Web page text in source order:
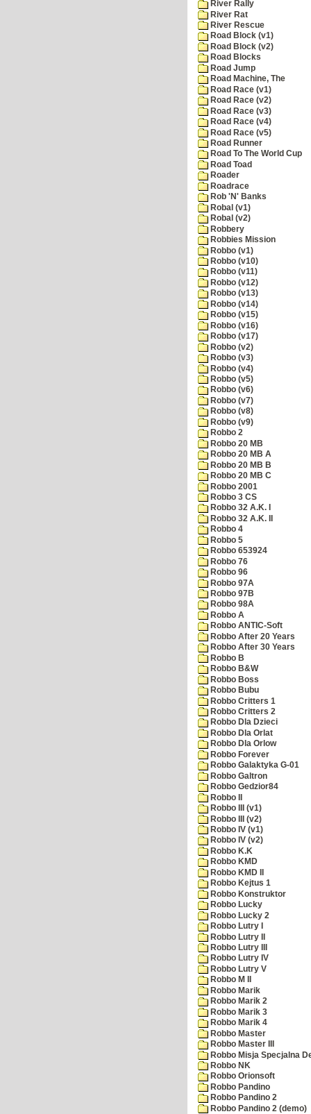
River Rally
River Rat
River Rescue
Road Block (v1)
Road Block (v2)
Road Blocks
Road Jump
Road Machine, The
Road Race (v1)
Road Race (v2)
Road Race (v3)
Road Race (v4)
Road Race (v5)
Road Runner
Road To The World Cup
Road Toad
Roader
Roadrace
Rob 'N' Banks
Robal (v1)
Robal (v2)
Robbery
Robbies Mission
Robbo (v1)
Robbo (v10)
Robbo (v11)
Robbo (v12)
Robbo (v13)
Robbo (v14)
Robbo (v15)
Robbo (v16)
Robbo (v17)
Robbo (v2)
Robbo (v3)
Robbo (v4)
Robbo (v5)
Robbo (v6)
Robbo (v7)
Robbo (v8)
Robbo (v9)
Robbo 2
Robbo 20 MB
Robbo 20 MB A
Robbo 20 MB B
Robbo 20 MB C
Robbo 2001
Robbo 3 CS
Robbo 32 A.K. I
Robbo 32 A.K. II
Robbo 4
Robbo 5
Robbo 653924
Robbo 76
Robbo 96
Robbo 97A
Robbo 97B
Robbo 98A
Robbo A
Robbo ANTIC-Soft
Robbo After 20 Years
Robbo After 30 Years
Robbo B
Robbo B&W
Robbo Boss
Robbo Bubu
Robbo Critters 1
Robbo Critters 2
Robbo Dla Dzieci
Robbo Dla Orlat
Robbo Dla Orlow
Robbo Forever
Robbo Galaktyka G-01
Robbo Galtron
Robbo Gedzior84
Robbo II
Robbo III (v1)
Robbo III (v2)
Robbo IV (v1)
Robbo IV (v2)
Robbo K.K
Robbo KMD
Robbo KMD II
Robbo Kejtus 1
Robbo Konstruktor
Robbo Lucky
Robbo Lucky 2
Robbo Lutry I
Robbo Lutry II
Robbo Lutry III
Robbo Lutry IV
Robbo Lutry V
Robbo M II
Robbo Marik
Robbo Marik 2
Robbo Marik 3
Robbo Marik 4
Robbo Master
Robbo Master III
Robbo Misja Specjalna
Robbo NK
Robbo Orionsoft
Robbo Pandino
Robbo Pandino 2
Robbo Pandino 2 (demo)